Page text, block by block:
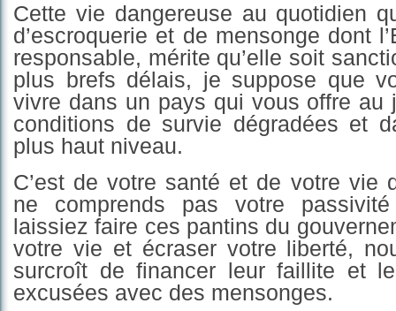
Cette vie dangereuse au quotidien
d’escroquerie et de mensonge dont
responsable, mérite qu’elle soit
plus brefs délais, je suppose que
vivre dans un pays qui vous offre au
conditions de survie dégradées et
plus haut niveau.
C’est de votre santé et de votre vie
ne comprends pas votre
laissiez faire ces pantins du
votre vie et écraser votre liberté,
surcroît de financer leur faillite et
excusées avec des mensonges.